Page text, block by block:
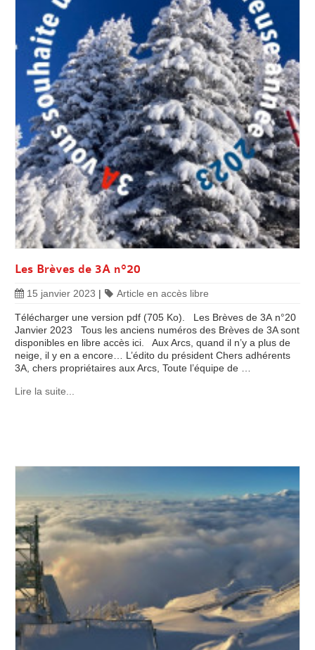
Les Brèves de 3A n°20
15 janvier 2023 | Article en accès libre
Télécharger une version pdf (705 Ko). Les Brèves de 3A n°20
Janvier 2023 Tous les anciens numéros des Brèves de 3A sont
disponibles en libre accès ici. Aux Arcs, quand il n’y a plus de
neige, il y en a encore… L’édito du président Chers adhérents
3A, chers propriétaires aux Arcs, Toute l’équipe de …
Lire la suite...